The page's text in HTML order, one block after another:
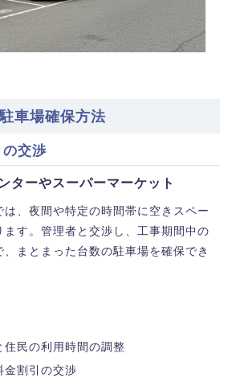
車場確保方法
交渉
ターやスーパーマーケット
、夜間や特定の時間帯に空きスペー
ます。管理者と交渉し、工事期間中の
まとまった台数の駐車場を確保でき
住民の利用時間の調整
金割引の交渉